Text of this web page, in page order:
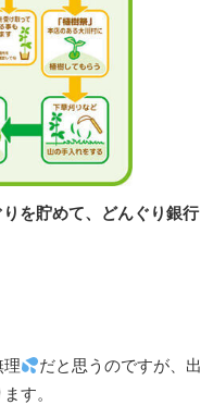
を貯めて、どんぐり銀行
理
だと思うのですが、出
す。